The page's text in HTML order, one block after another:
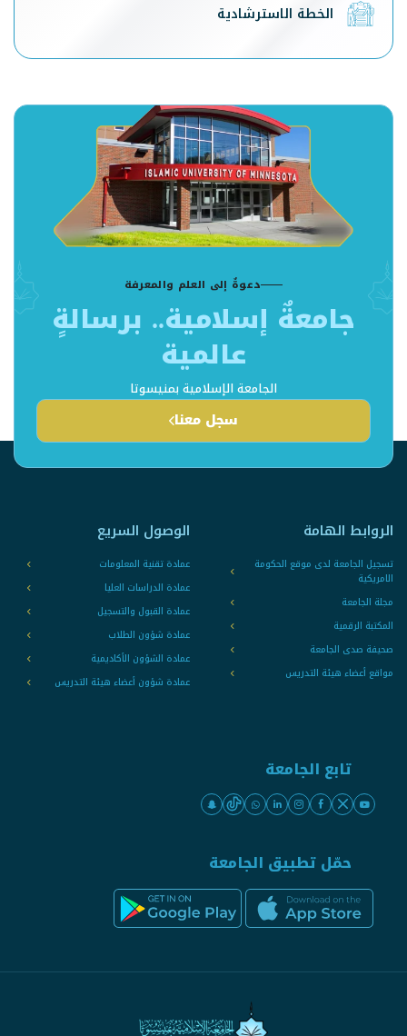
الخطة الاسترشادية
دعوةٌ إلى العلم والمعرفة
جامعةٌ إسلامية.. برسالةٍ
عالمية
الجامعة الإسلامية بمنيسوتا
سجل معنا
الروابط الهامة
تسجيل الجامعة لدى موقع الحكومة
الامريكية
مجلة الجامعة
المكتبة الرقمية
صحيفة صدى الجامعة
مواقع أعضاء هيئة التدريس
الوصول السريع
عمادة تقنية المعلومات
عمادة الدراسات العليا
عمادة القبول والتسجيل
عمادة شؤون الطلاب
عمادة الشؤون الأكاديمية
عمادة شؤون أعضاء هيئة التدريس
تابع الجامعة
حمّل تطبيق الجامعة